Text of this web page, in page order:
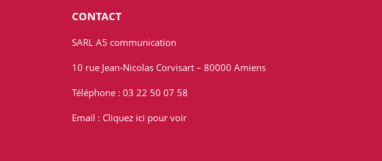
CONTACT
SARL A5 communication
10 rue Jean-Nicolas Corvisart – 80000 Amiens
Téléphone : 03 22 50 07 58
Email : Cliquez ici pour voir